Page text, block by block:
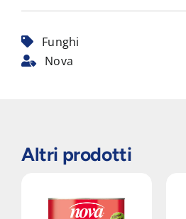
Funghi
Nova
Altri prodotti